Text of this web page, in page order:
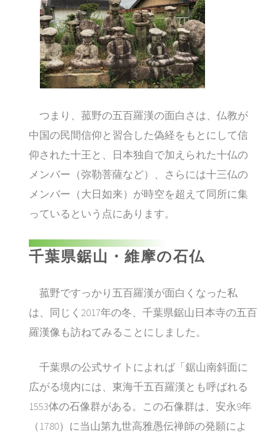
つまり、菰野の五百羅漢の面白さは、仏教が
中国の民間信仰と習合した偽経をもとにして信
仰された十王と、日本独自で加えられた十仏の
メンバー（弥勒菩薩など）、さらには十三仏の
メンバー（大日如来）が時空を超えて同所に集
っているという点にあります。
千葉県鋸山・維摩の石仏
菰野ですっかり五百羅漢が面白くなった私
は、同じく2017年の冬、千葉県鋸山日本寺の五百
羅漢像も訪ねてみることにしました。
千葉県の公式サイトによれば「鋸山南斜面に
広がる境内には、東海千五百羅漢とも呼ばれる
1553体の石像群がある。この石像群は、安永9年
（1780）に当山第九世高雅愚伝禅師の発願によ